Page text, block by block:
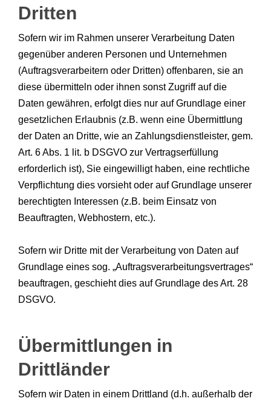
Dritten
Sofern wir im Rahmen unserer Verarbeitung Daten
gegenüber anderen Personen und Unternehmen
(Auftragsverarbeitern oder Dritten) offenbaren, sie an
diese übermitteln oder ihnen sonst Zugriff auf die
Daten gewähren, erfolgt dies nur auf Grundlage einer
gesetzlichen Erlaubnis (z.B. wenn eine Übermittlung
der Daten an Dritte, wie an Zahlungsdienstleister, gem.
Art. 6 Abs. 1 lit. b DSGVO zur Vertragserfüllung
erforderlich ist), Sie eingewilligt haben, eine rechtliche
Verpflichtung dies vorsieht oder auf Grundlage unserer
berechtigten Interessen (z.B. beim Einsatz von
Beauftragten, Webhostern, etc.).
Sofern wir Dritte mit der Verarbeitung von Daten auf
Grundlage eines sog. „Auftragsverarbeitungsvertrages“
beauftragen, geschieht dies auf Grundlage des Art. 28
DSGVO.
Übermittlungen in
Drittländer
Sofern wir Daten in einem Drittland (d.h. außerhalb der